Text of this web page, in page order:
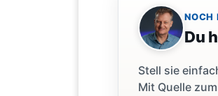
NOCH
Du
Stell sie
Mit Quelle